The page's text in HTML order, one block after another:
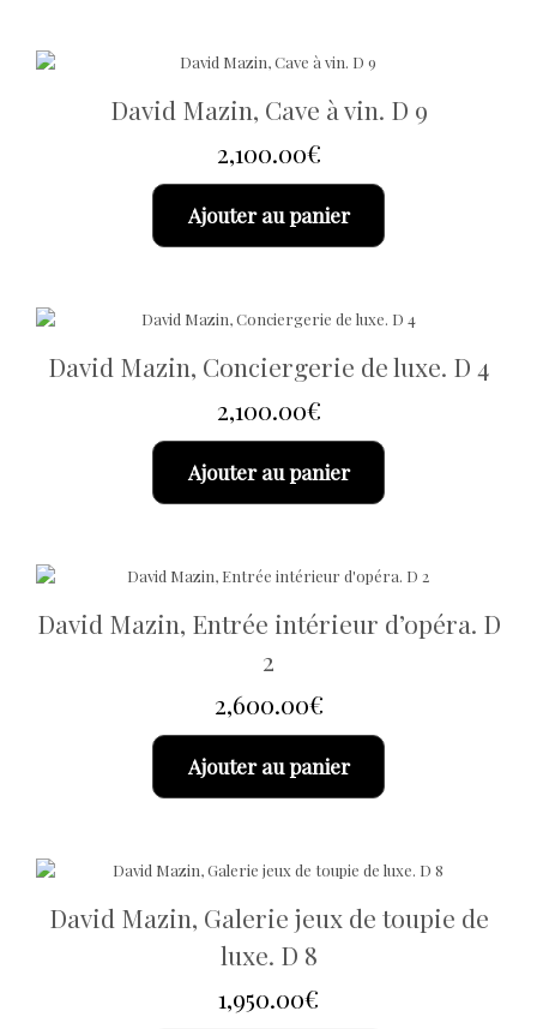
David Mazin, Cave à vin. D 9
2,100.00€
Ajouter au panier
David Mazin, Conciergerie de luxe. D 4
2,100.00€
Ajouter au panier
David Mazin, Entrée intérieur d’opéra. D
2
2,600.00€
Ajouter au panier
David Mazin, Galerie jeux de toupie de
luxe. D 8
1,950.00€